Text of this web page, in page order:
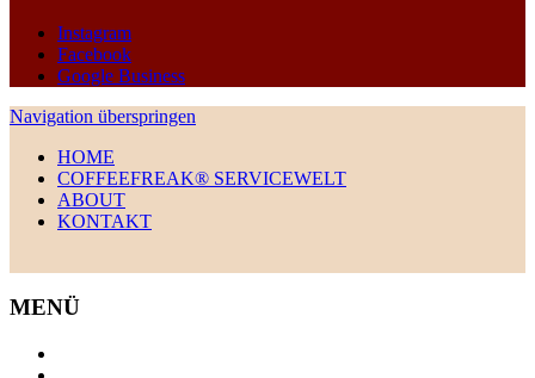
Instagram
Facebook
Google Business
Navigation überspringen
HOME
COFFEEFREAK® SERVICEWELT
ABOUT
KONTAKT
MENÜ